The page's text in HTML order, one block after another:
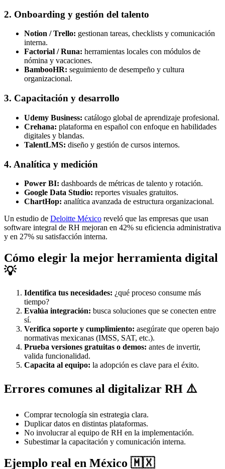
2. Onboarding y gestión del talento
Notion / Trello: gestionan tareas, checklists y comunicación
interna.
Factorial / Runa: herramientas locales con módulos de
nómina y vacaciones.
BambooHR: seguimiento de desempeño y cultura
organizacional.
3. Capacitación y desarrollo
Udemy Business: catálogo global de aprendizaje profesional.
Crehana: plataforma en español con enfoque en habilidades
digitales y blandas.
TalentLMS: diseño y gestión de cursos internos.
4. Analítica y medición
Power BI: dashboards de métricas de talento y rotación.
Google Data Studio: reportes visuales gratuitos.
ChartHop: analítica avanzada de estructura organizacional.
Un estudio de Deloitte México reveló que las empresas que usan
software integral de RH mejoran en 42% su eficiencia administrativa
y en 27% su satisfacción interna.
Cómo elegir la mejor herramienta digital
💡
Identifica tus necesidades: ¿qué proceso consume más
tiempo?
Evalúa integración: busca soluciones que se conecten entre
sí.
Verifica soporte y cumplimiento: asegúrate que operen bajo
normativas mexicanas (IMSS, SAT, etc.).
Prueba versiones gratuitas o demos: antes de invertir,
valida funcionalidad.
Capacita al equipo: la adopción es clave para el éxito.
Errores comunes al digitalizar RH ⚠️
Comprar tecnología sin estrategia clara.
Duplicar datos en distintas plataformas.
No involucrar al equipo de RH en la implementación.
Subestimar la capacitación y comunicación interna.
Ejemplo real en México 🇲🇽